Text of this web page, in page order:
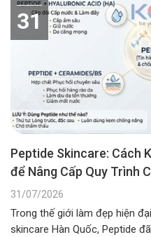
31
Peptide Skincare: Cách
để Nâng Cấp Quy Trình
31/07/2026
Trong thế giới làm đẹp hiện
skincare Hàn Quốc, Peptide